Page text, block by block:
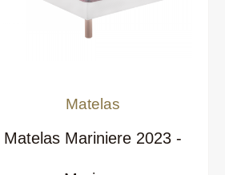
Matelas
Matelas Mariniere 2023 -